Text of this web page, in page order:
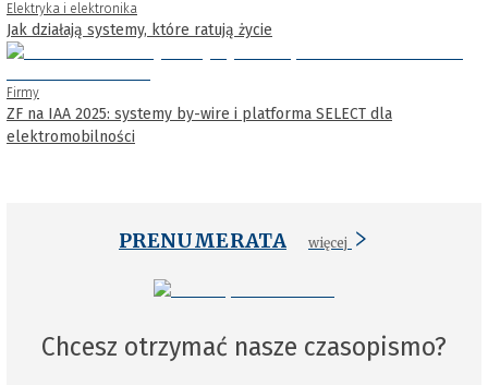
Elektryka i elektronika
Jak działają systemy, które ratują życie
Firmy
ZF na IAA 2025: systemy by-wire i platforma SELECT dla
elektromobilności
PRENUMERATA więcej
Chcesz otrzymać nasze czasopismo?